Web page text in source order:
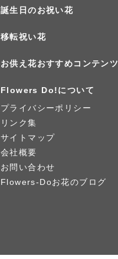
誕生日のお祝い花
移転祝い花
お供え花おすすめコンテンツ
Flowers Do!について
プライバシーポリシー
リンク集
サイトマップ
会社概要
お問い合わせ
Flowers-Doお花のブログ